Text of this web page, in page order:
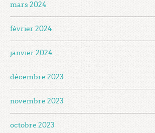
mars 2024
février 2024
janvier 2024
décembre 2023
novembre 2023
octobre 2023